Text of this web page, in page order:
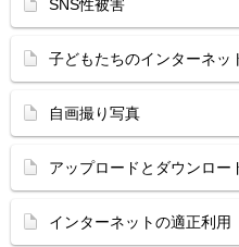
SNS性被害
子どもたちのインターネッ
自画撮り写真
アップロードとダウンロー
インターネットの適正利用